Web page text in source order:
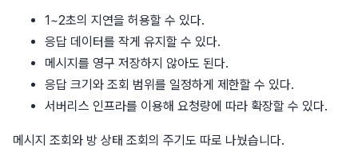
1~2초의 지연을 허용할 수 있다.
응답 데이터를 작게 유지할 수 있다.
메시지를 영구 저장하지 않아도 된다.
응답 크기와 조회 범위를 일정하게 제한할 수 있다.
서버리스 인프라를 이용해 요청량에 따라 확장할 수 있다.
메시지 조회와 방 상태 조회의 주기도 따로 나눴습니다.